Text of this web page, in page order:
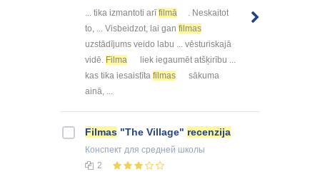
... tika izmantoti arīfilmā
. Neskaitot
to, ... Visbeidzot, lai gan filmas
uzstādījums veido labu ... vēsturiskajā
vidē. Filma
liek iegaumēt atšķirību ...
kas tika iesaistīta filmas
sākuma
ainā, ...
Filmas "The Village" recenzija
Конспект для средней школы
2